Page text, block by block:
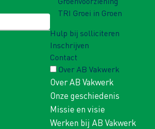
TRI Groei in Groen
Hulp bij solliciteren
Inschrijven
Contact
Over AB Vakwerk
Over AB Vakwerk
Onze geschiedenis
Missie en visie
Werken bij AB Vakwerk